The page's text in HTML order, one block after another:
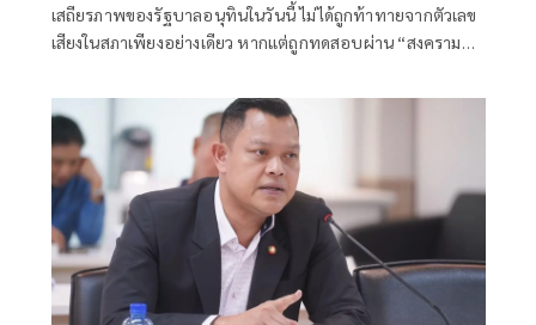
เสถียรภาพของรัฐบาลอนุทินในวันนี้ ไม่ได้ถูกท้าทายจากตัวเลข
เสียงในสภาเพียงอย่างเดียว หากแต่ถูกทดสอบผ่าน “สงคราม
ข่ายอำนาจของพรรคภูมิใจไทย